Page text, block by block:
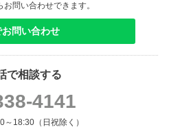
問い合わせできます。
問い合わせ
で相談する
4141
～18:30（日祝除く）